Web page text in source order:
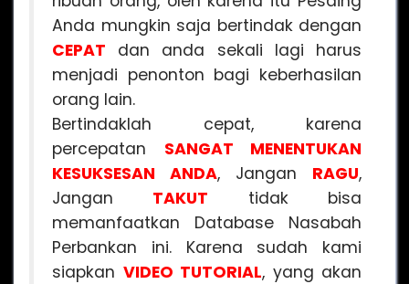
Anda mungkin saja bertindak dengan
CEPAT dan anda sekali lagi harus
menjadi penonton bagi keberhasilan
orang lain.
Bertindaklah cepat, karena
percepatan SANGAT MENENTUKAN
KESUKSESAN ANDA, Jangan RAGU,
Jangan TAKUT tidak bisa
memanfaatkan Database Nasabah
Perbankan ini. Karena sudah kami
siapkan VIDEO TUTORIAL, yang akan